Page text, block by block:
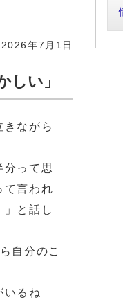
2026年7月1日
しい」
きながら
分って思
て言われ
」と話し
自分のこ
いるね